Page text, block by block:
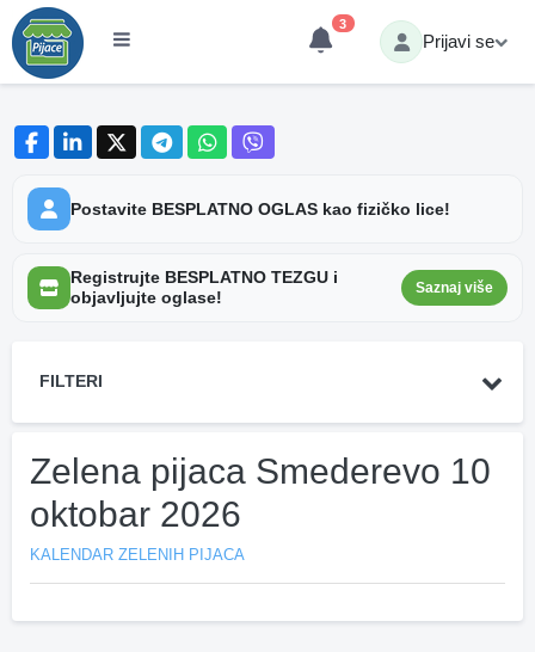
3
Prijavi se
Postavite BESPLATNO OGLAS kao fizičko lice!
Registrujte BESPLATNO TEZGU i
objavljujte oglase!
Saznaj više
FILTERI
Zelena pijaca Smederevo 10
oktobar 2026
KALENDAR ZELENIH PIJACA